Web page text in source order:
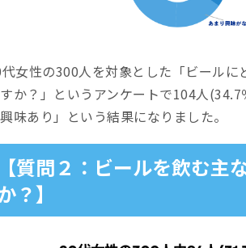
女性の300人を対象とした「ビールに
か？」というアンケートで104人
味あり」という結果になりました。
質問２：ビールを飲む主
？】